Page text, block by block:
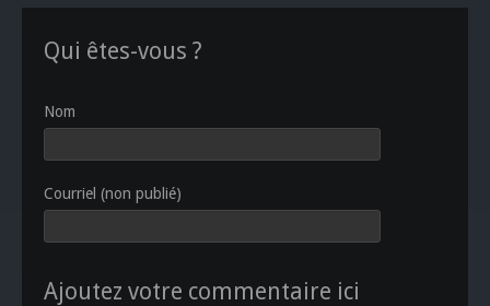
Qui êtes-vous ?
Nom
Courriel (non publié)
Ajoutez votre commentaire ici